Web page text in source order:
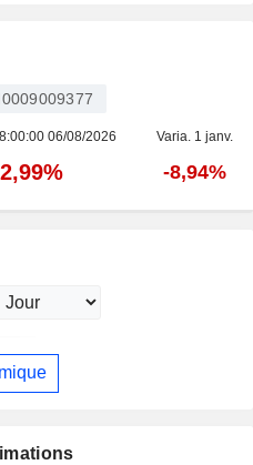
06/08/2026 Varia. 1 janv.
-8,94%